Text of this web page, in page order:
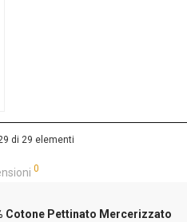
di 29 elementi
0
Cotone Pettinato Mercerizzato